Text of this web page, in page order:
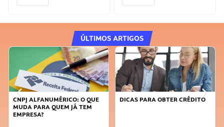
ÚLTIMOS ARTIGOS
CNPJ ALFANUMÉRICO: O QUE
MUDA PARA QUEM JÁ TEM
EMPRESA?
DICAS PARA OBTER CRÉDITO